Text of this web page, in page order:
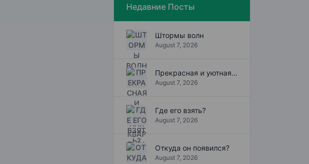
Недавние Посты
Штормы волн
August 7, 2026
Прекрасная и уютная квартира
August 7, 2026
Где его взять?
August 7, 2026
Откуда он появился?
August 7, 2026